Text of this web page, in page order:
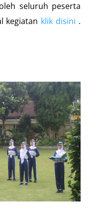
seluruh peserta
kegiatan klik disini .